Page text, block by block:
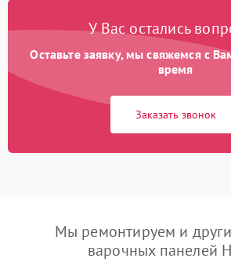
У Вас остались
Оставьте заявку, мы свяжемся с
время
Заказать звонок
Мы ремонтируем и
варочных панелей